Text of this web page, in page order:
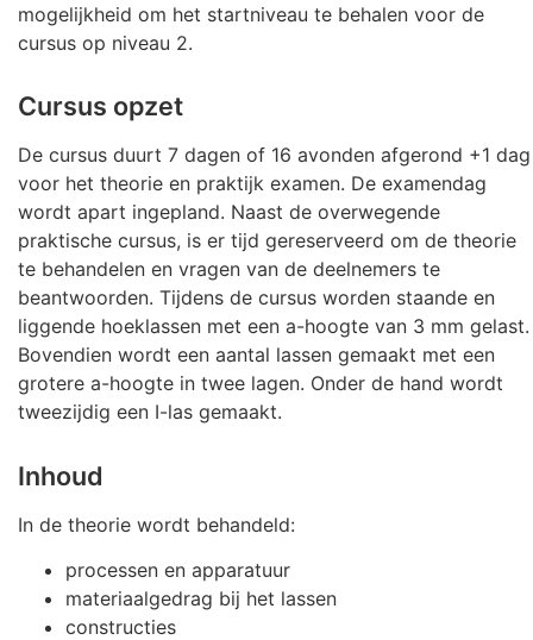
mogelijkheid om het startniveau te behalen voor de
cursus op niveau 2.
Cursus opzet
De cursus duurt 7 dagen of 16 avonden afgerond +1 dag
voor het theorie en praktijk examen. De examendag
wordt apart ingepland. Naast de overwegende
praktische cursus, is er tijd gereserveerd om de theorie
te behandelen en vragen van de deelnemers te
beantwoorden. Tijdens de cursus worden staande en
liggende hoeklassen met een a-hoogte van 3 mm gelast.
Bovendien wordt een aantal lassen gemaakt met een
grotere a-hoogte in twee lagen. Onder de hand wordt
tweezijdig een I-las gemaakt.
Inhoud
In de theorie wordt behandeld:
processen en apparatuur
materiaalgedrag bij het lassen
constructies